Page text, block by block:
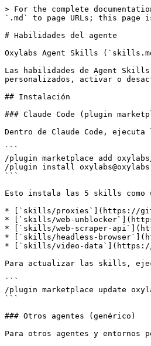
> For the complete
`.md` to page URLs; this page
# Habilidades del agente
Oxylabs Agent Skills
Las habilidades de Agent
personalizados, activar o
## Instalación
### Claude Code (plugin
Dentro de Claude Code, ejecuta
```
/plugin marketplace add
/plugin install
```
Esto instala las 5 skills como
* [`skills/proxies`](https://
* [`skills/web-
* [`skills/web-scraper-
* [`skills/headless-
* [`skills/video-data`](https://
Para actualizar las skills,
```
/plugin marketplace update
```
### Otros agentes (genérico)
Para otros agentes y